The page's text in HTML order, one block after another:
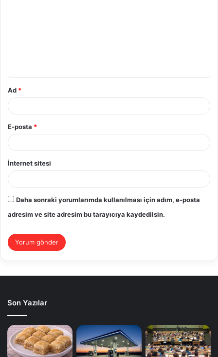
Ad *
E-posta *
İnternet sitesi
Daha sonraki yorumlarımda kullanılması için adım, e-posta
adresim ve site adresim bu tarayıcıya kaydedilsin.
Son Yazılar